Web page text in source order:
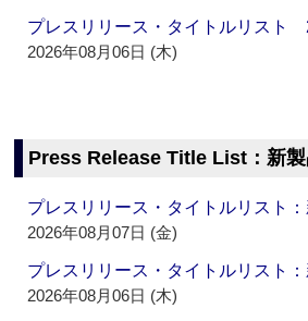
プレスリリース・タイトルリスト
2026年08月06日 (木)
Press Release Title List：新
プレスリリース・タイトルリスト
2026年08月07日 (金)
プレスリリース・タイトルリスト
2026年08月06日 (木)